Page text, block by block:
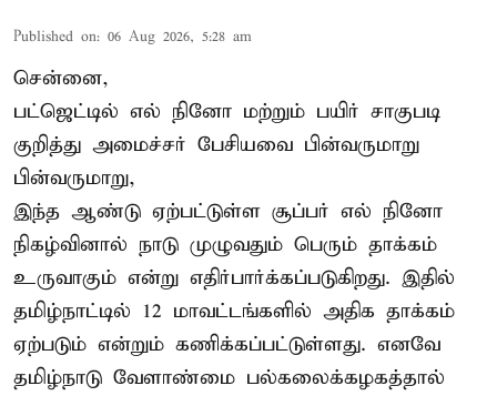
Published on: 06 Aug 2026, 5:28 am
சென்னை,
பட்ஜெட்டில் எல் நினோ மற்றும் பயிர் சாகுபடி
குறித்து அமைச்சர் பேசியவை பின்வருமாறு
பின்வருமாறு,
இந்த ஆண்டு ஏற்பட்டுள்ள சூப்பர் எல் நினோ
நிகழ்வினால் நாடு முழுவதும் பெரும் தாக்கம்
உருவாகும் என்று எதிர்பார்க்கப்படுகிறது. இதில்
தமிழ்நாட்டில் 12 மாவட்டங்களில் அதிக தாக்கம்
ஏற்படும் என்றும் கணிக்கப்பட்டுள்ளது. எனவே
தமிழ்நாடு வேளாண்மை பல்கலைக்கழகத்தால்